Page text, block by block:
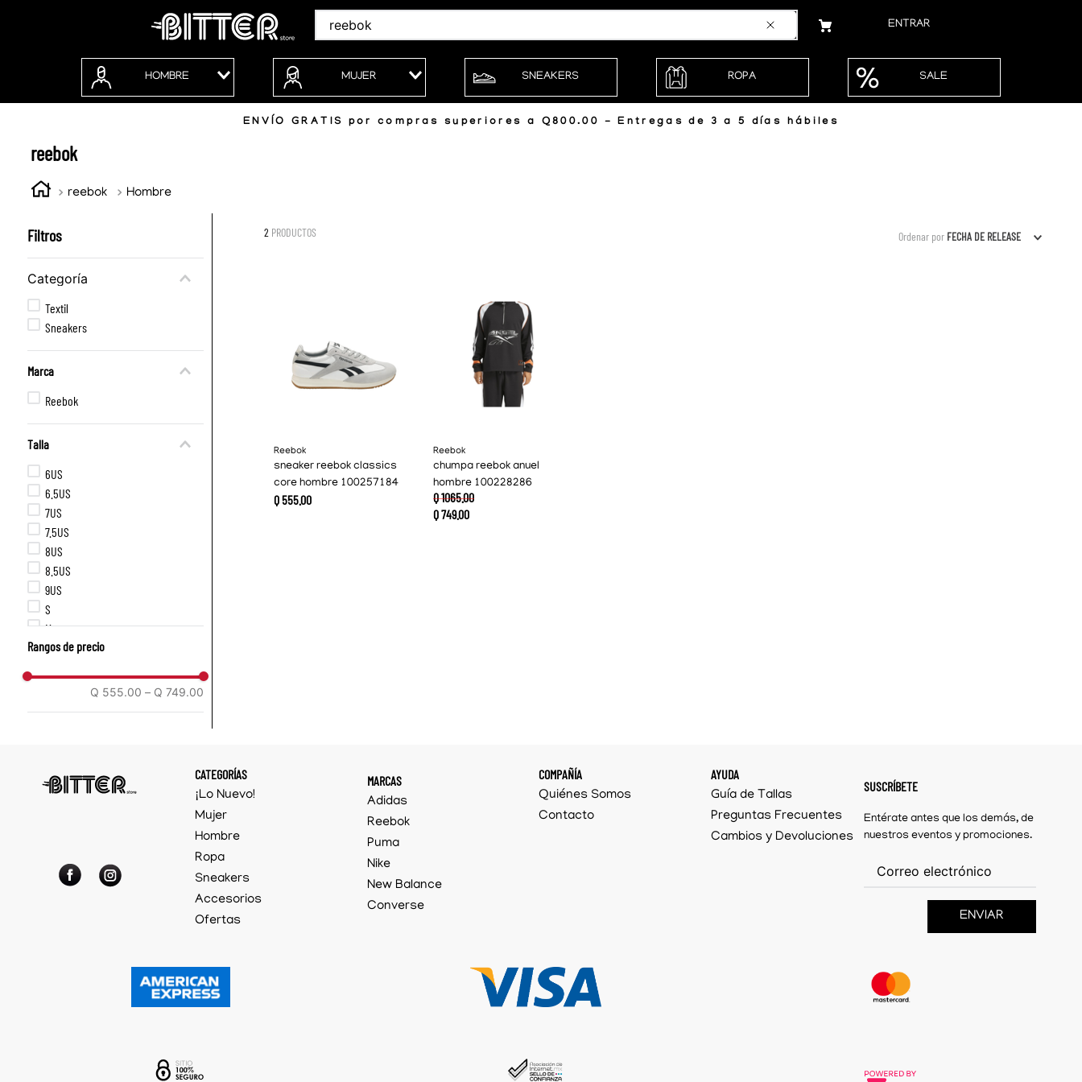
Buscar
ENTRAR
HOMBRE MUJER SNEAKERS ROPA SALE
ENVÍO GRATIS por compras superiores a Q800.00 - Entregas de 3 a 5 días hábiles
reebok
reebok Hombre
Filtros
Categoría
Textil
Sneakers
Marca
Reebok
Talla
6US
6.5US
7US
7.5US
8US
8.5US
9US
S
M
Rangos de precio
Q 555.00 – Q 749.00
2 PRODUCTOS Ordenar por FECHA DE RELEASE
Reebok
sneaker reebok classics
core hombre 100257184
Q55500
Reebok
chumpa reebok anuel
hombre 100228286
Q1065.00
Q749.00
CATEGORÍAS
¡Lo Nuevo!
Mujer
Hombre
Ropa
Sneakers
Accesorios
Ofertas
MARCAS
Adidas
Reebok
Puma
Nike
New Balance
Converse
COMPAÑÍA
Quiénes Somos
Contacto
AYUDA
Guía de Tallas
Preguntas Frecuentes
Cambios y Devoluciones
SUSCRÍBETE
Entérate antes que los demás, de
nuestros eventos y promociones.
ENVIAR